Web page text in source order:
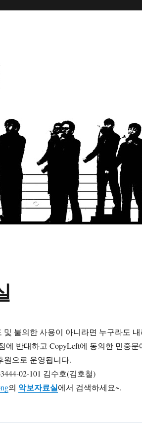
및 불의한 사용이 아니라면 누구라도
에 반대하고 CopyLeft에 동의한 민중
원으로 운영됩니다.
02-101 김수호(김호철)
의 악보자료실에서 검색하세요~.